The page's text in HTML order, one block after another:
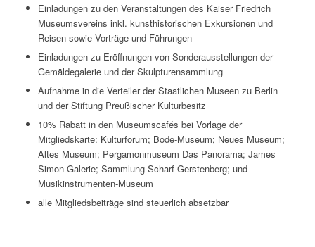
Einladungen zu den Veranstaltungen des Kaiser Friedrich
Museumsvereins inkl. kunsthistorischen Exkursionen und
Reisen sowie Vorträge und Führungen
Einladungen zu Eröffnungen von Sonderausstellungen der
Gemäldegalerie und der Skulpturensammlung
Aufnahme in die Verteiler der Staatlichen Museen zu Berlin
und der Stiftung Preußischer Kulturbesitz
10% Rabatt in den Museumscafés bei Vorlage der
Mitgliedskarte: Kulturforum; Bode-Museum; Neues Museum;
Altes Museum; Pergamonmuseum Das Panorama; James
Simon Galerie; Sammlung Scharf-Gerstenberg; und
Musikinstrumenten-Museum
alle Mitgliedsbeiträge sind steuerlich absetzbar